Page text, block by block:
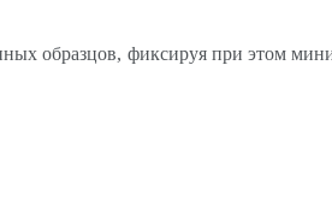
образцов, фиксируя при этом